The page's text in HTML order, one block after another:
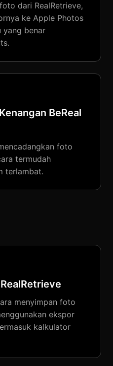
dari RealRetrieve,
ke Apple Photos
yang benar
BeReal
foto
termudah
terlambat.
menyimpan foto
ekspor
kalkulator